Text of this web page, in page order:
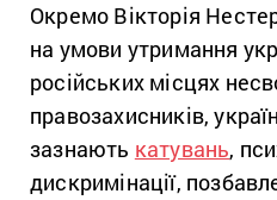
Окремо Вікторія
на умови утримання
російських місцях
правозахисників,
зазнають катувань,
дискримінації,